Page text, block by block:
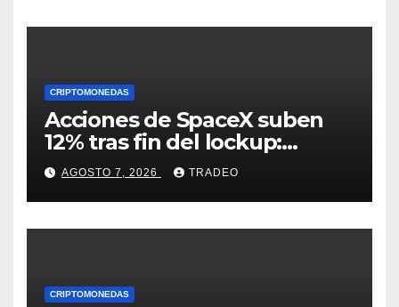
CRIPTOMONEDAS
Acciones de SpaceX suben
12% tras fin del lockup:
¿Hasta dónde podrían llegar
en agosto?
AGOSTO 7, 2026 TRADEO
CRIPTOMONEDAS